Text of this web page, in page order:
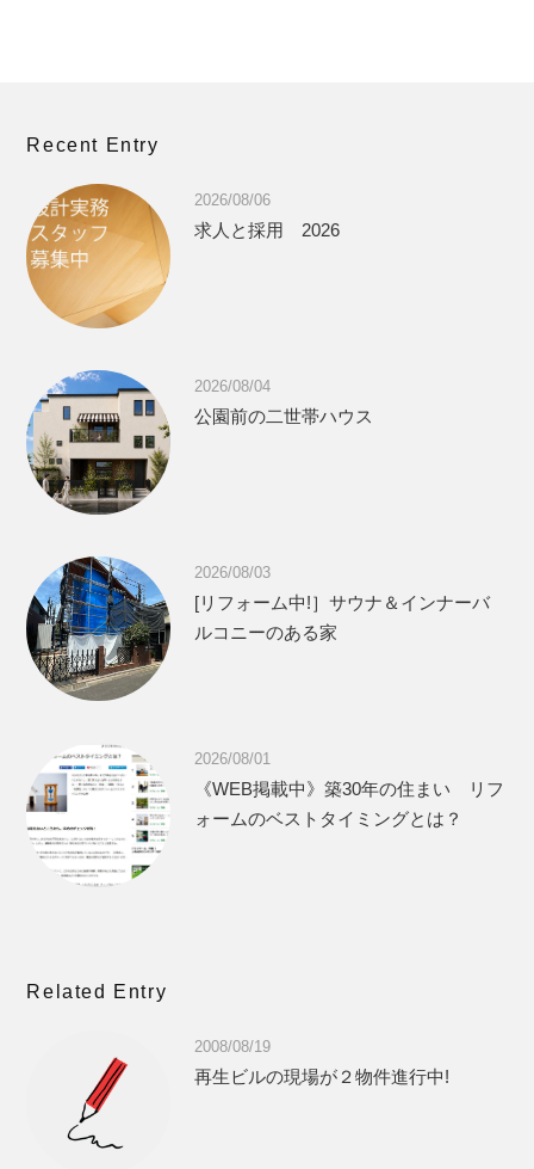
Recent Entry
2026/08/06
求人と採用 2026
2026/08/04
公園前の二世帯ハウス
2026/08/03
[リフォーム中!］サウナ＆インナーバ
ルコニーのある家
2026/08/01
《WEB掲載中》築30年の住まい リフ
ォームのベストタイミングとは？
Related Entry
2008/08/19
再生ビルの現場が２物件進行中!